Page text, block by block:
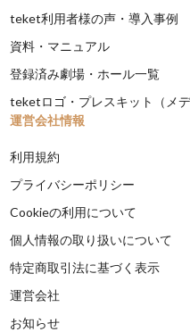
teket利用者様の声・導入事例
資料・マニュアル
登録済み劇場・ホール一覧
teketロゴ・プレスキット（メデ
運営会社情報
利用規約
プライバシーポリシー
Cookieの利用について
個人情報の取り扱いについて
特定商取引法に基づく表示
運営会社
お知らせ